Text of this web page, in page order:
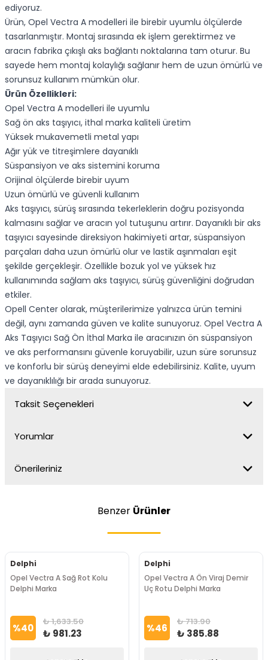
ediyoruz.
Ürün, Opel Vectra A modelleri ile birebir uyumlu ölçülerde
tasarlanmıştır. Montaj sırasında ek işlem gerektirmez ve
aracın fabrika çıkışlı aks bağlantı noktalarına tam oturur. Bu
sayede hem montaj kolaylığı sağlanır hem de uzun ömürlü ve
sorunsuz kullanım mümkün olur.
Ürün Özellikleri:
Opel Vectra A modelleri ile uyumlu
Sağ ön aks taşıyıcı, ithal marka kaliteli üretim
Yüksek mukavemetli metal yapı
Ağır yük ve titreşimlere dayanıklı
Süspansiyon ve aks sistemini koruma
Orijinal ölçülerde birebir uyum
Uzun ömürlü ve güvenli kullanım
Aks taşıyıcı, sürüş sırasında tekerleklerin doğru pozisyonda
kalmasını sağlar ve aracın yol tutuşunu artırır. Dayanıklı bir aks
taşıyıcı sayesinde direksiyon hakimiyeti artar, süspansiyon
parçaları daha uzun ömürlü olur ve lastik aşınmaları eşit
şekilde gerçekleşir. Özellikle bozuk yol ve yüksek hız
kullanımında sağlam aks taşıyıcı, sürüş güvenliğini doğrudan
etkiler.
Opell Center olarak, müşterilerimize yalnızca ürün temini
değil, aynı zamanda güven ve kalite sunuyoruz. Opel Vectra A
Aks Taşıyıcı Sağ Ön İthal Marka ile aracınızın ön süspansiyon
ve aks performansını güvenle koruyabilir, uzun süre sorunsuz
ve konforlu bir sürüş deneyimi elde edebilirsiniz. Kalite, uyum
ve dayanıklılığı bir arada sunuyoruz.
Taksit Seçenekleri
Yorumlar
Önerileriniz
Benzer Ürünler
Delphi
Opel Vectra A Sağ Rot Kolu
Delphi Marka
%40 ₺ 1,633.50
₺ 981.23
Delphi
Opel Vectra A Ön Viraj Demir
Uç Rotu Delphi Marka
%46 ₺ 713.90
₺ 385.88